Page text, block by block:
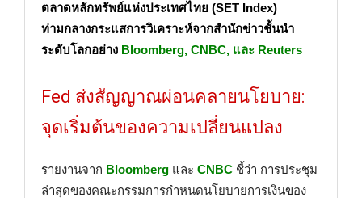
ตลาดหลักทรัพย์แห่งประเทศไทย (SET Index)
ท่ามกลางกระแสการวิเคราะห์จากสำนักข่าวชั้นนำ
ระดับโลกอย่าง Bloomberg, CNBC, และ Reuters
Fed ส่งสัญญาณผ่อนคลายนโยบาย:
จุดเริ่มต้นของความเปลี่ยนแปลง
รายงานจาก Bloomberg และ CNBC ชี้ว่า การประชุม
ล่าสุดของคณะกรรมการกำหนดนโยบายการเงินของ